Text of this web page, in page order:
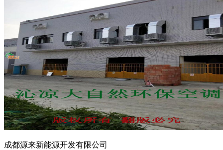
成都源来新能源开发有限公司